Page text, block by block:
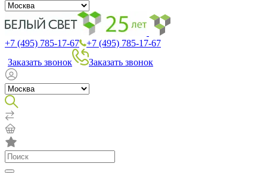
+7 (495) 785-17-67
+7 (495) 785-17-67
Заказать звонок
Заказать звонок